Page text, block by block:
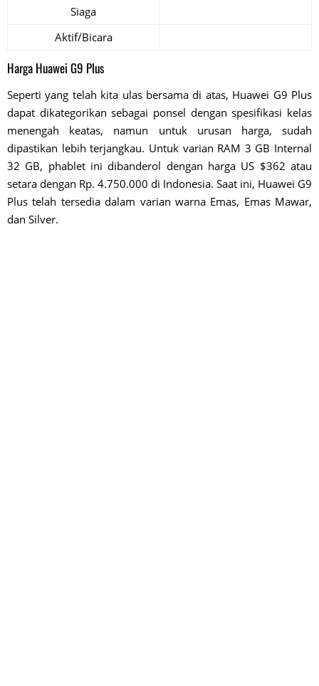
Siaga
Aktif/Bicara
Harga Huawei G9 Plus
Seperti yang telah kita ulas bersama di atas, Huawei G9 Plus
dapat dikategorikan sebagai ponsel dengan spesifikasi kelas
menengah keatas, namun untuk urusan harga, sudah
dipastikan lebih terjangkau. Untuk varian RAM 3 GB Internal
32 GB, phablet ini dibanderol dengan harga US $362 atau
setara dengan Rp. 4.750.000 di Indonesia. Saat ini, Huawei G9
Plus telah tersedia dalam varian warna Emas, Emas Mawar,
dan Silver.